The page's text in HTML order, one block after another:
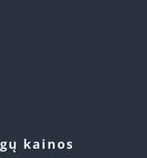
kainos